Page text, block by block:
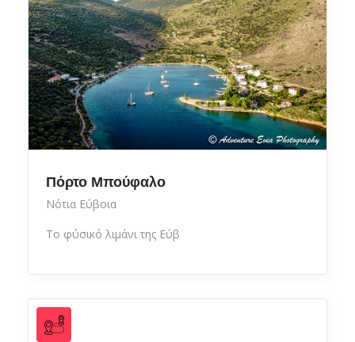
Πόρτο Μπούφαλο
Νότια Εύβοια
Το φύσικό λιμάνι της Εύβ